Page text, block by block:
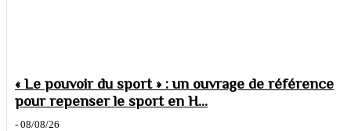
« Le pouvoir du sport » : un ouvrage de référence
pour repenser le sport en H...
- 08/08/26